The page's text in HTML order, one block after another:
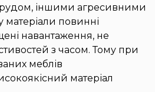
іншими агресивними
повинні
навантаження, не
з часом. Тому при
меблів
матеріал